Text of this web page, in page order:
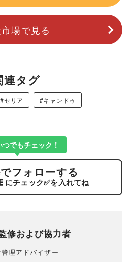
場で見る
連タグ
#セリア #キャンドゥ
でもチェック！
でフォローする
にチェック✅を入れてね
修および協力者
理アドバイザー